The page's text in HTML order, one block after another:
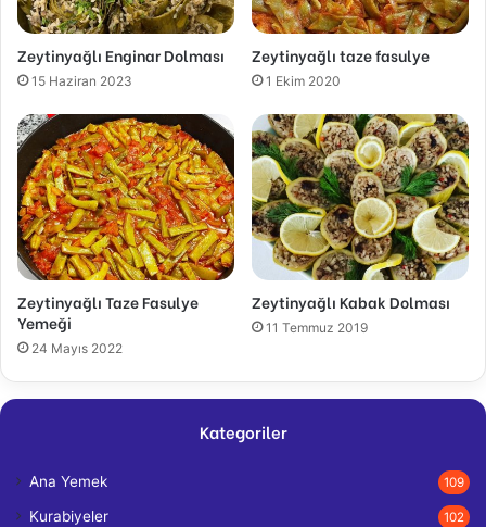
Zeytinyağlı Enginar Dolması
15 Haziran 2023
Zeytinyağlı taze fasulye
1 Ekim 2020
Zeytinyağlı Taze Fasulye
Yemeği
24 Mayıs 2022
Zeytinyağlı Kabak Dolması
11 Temmuz 2019
Kategoriler
Ana Yemek 109
Kurabiyeler 102